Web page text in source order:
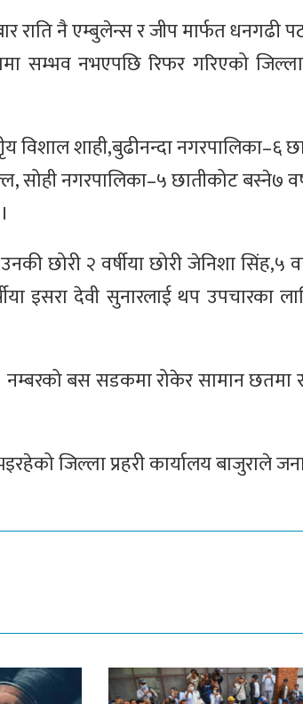
राति नै एम्बुलेन्स र जीप मार्फत धनगढी
सम्भव नभएपछि रिफर गरिएको
विशाल शाही,बुढीनन्दा नगरपालिका–६
सोही नगरपालिका–५ छातीकोट बस्ने७
छोरी २ वर्षीया छोरी जेनिशा सिंह,५
इसरा देवी सुनारलाई थप उपचारका
बस सडकमा रोकेर सामान छतमा
जिल्ला प्रहरी कार्यालय बाजुराले